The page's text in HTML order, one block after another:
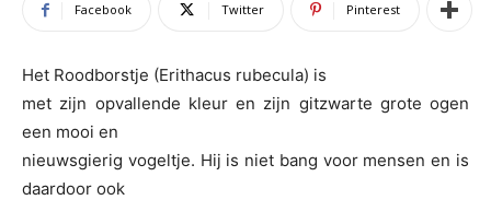
Facebook Twitter Pinterest
Het Roodborstje (Erithacus rubecula) is
met zijn opvallende kleur en zijn gitzwarte grote ogen
een mooi en
nieuwsgierig vogeltje. Hij is niet bang voor mensen en is
daardoor ook